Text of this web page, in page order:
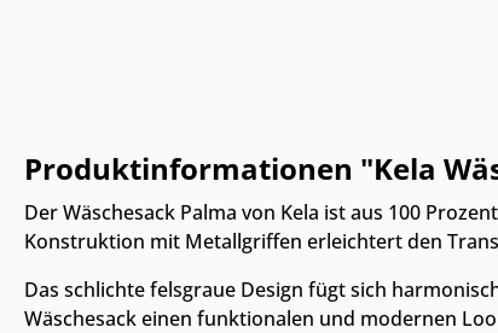
Produktinformationen "Kela
Der Wäschesack Palma von Kela ist aus 100
Konstruktion mit Metallgriffen erleichtert den
Das schlichte felsgraue Design fügt sich
Wäschesack einen funktionalen und modernen